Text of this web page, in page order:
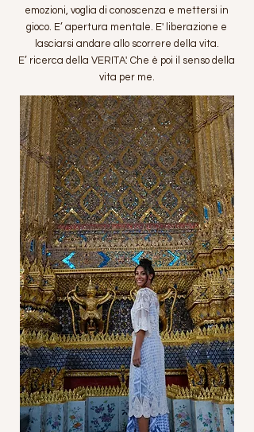
emozioni, voglia di conoscenza e mettersi in
gioco. E’ apertura mentale. E' liberazione e
lasciarsi andare allo scorrere della vita.
E’ ricerca della VERITA'. Che è poi il senso della
vita per me.